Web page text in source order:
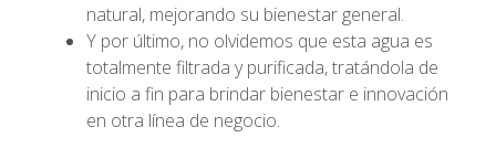
natural, mejorando su bienestar general.
Y por último, no olvidemos que esta agua es
totalmente filtrada y purificada, tratándola de
inicio a fin para brindar bienestar e innovación
en otra línea de negocio.